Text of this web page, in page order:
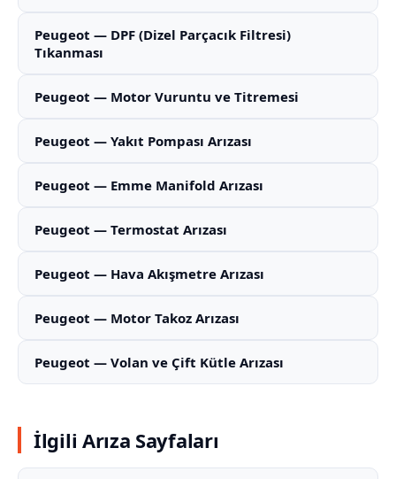
Peugeot — DPF (Dizel Parçacık Filtresi)
Tıkanması
Peugeot — Motor Vuruntu ve Titremesi
Peugeot — Yakıt Pompası Arızası
Peugeot — Emme Manifold Arızası
Peugeot — Termostat Arızası
Peugeot — Hava Akışmetre Arızası
Peugeot — Motor Takoz Arızası
Peugeot — Volan ve Çift Kütle Arızası
İlgili Arıza Sayfaları